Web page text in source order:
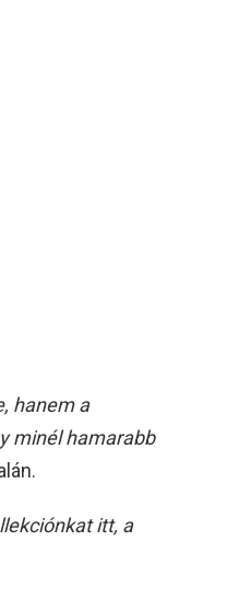
hanem a
minél hamarabb
itt, a